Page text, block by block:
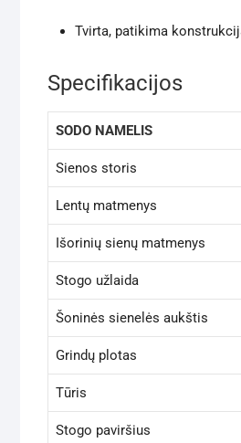
Tvirta, patikima
Specifikacijos
SODO NAMELIS
Sienos storis
Lentų matmenys
Išorinių sienų matmenys
Stogo užlaida
Šoninės sienelės aukštis
Grindų plotas
Tūris
Stogo paviršius